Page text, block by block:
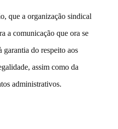
organização sindical
a comunicação que ora se
do respeito aos
assim como da
administrativos.